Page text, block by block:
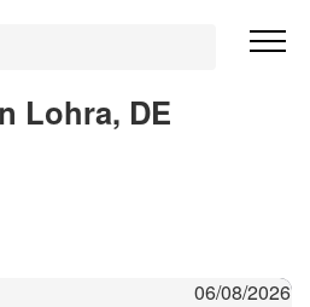
Lohra, DE
06/08/2026